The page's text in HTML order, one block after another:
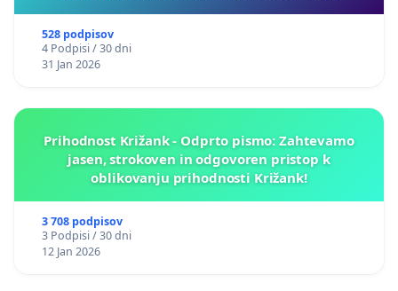
528 podpisov
4 Podpisi / 30 dni
31 Jan 2026
Prihodnost Križank - Odprto pismo: Zahtevamo
jasen, strokoven in odgovoren pristop k
oblikovanju prihodnosti Križank!
3 708 podpisov
3 Podpisi / 30 dni
12 Jan 2026